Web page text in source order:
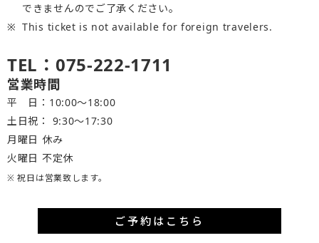
できませんのでご了承ください。
This ticket is not available for foreign travelers.
TEL：075-222-1711
営業時間
平 日：10:00～18:00
土日祝： 9:30〜17:30
月曜日 休み
火曜日 不定休
※ 祝日は営業致します。
ご予約はこちら